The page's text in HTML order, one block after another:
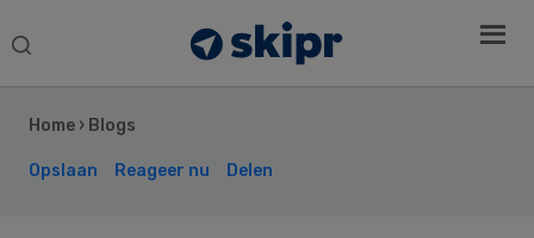
Search
Home › Blogs
Opslaan Reageer nu Delen
Sidebar